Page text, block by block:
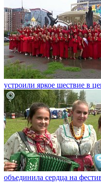
устроили яркое шествие в
объединила сердца на